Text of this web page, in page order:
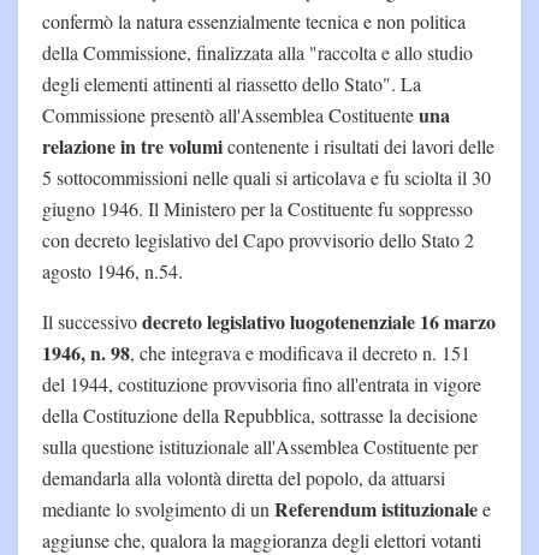
confermò la natura essenzialmente tecnica e non politica
della Commissione, finalizzata alla "raccolta e allo studio
degli elementi attinenti al riassetto dello Stato". La
Commissione presentò all'Assemblea Costituenteuna
relazione in tre volumicontenente i risultati dei lavori delle
5 sottocommissioni nelle quali si articolava e fu sciolta il 30
giugno 1946. Il Ministero per la Costituente fu soppresso
con decreto legislativo del Capo provvisorio dello Stato 2
agosto 1946, n.54.
Il successivodecreto legislativo luogotenenziale 16 marzo
1946, n. 98, che integrava e modificava il decreto n. 151
del 1944, costituzione provvisoria fino all'entrata in vigore
della Costituzione della Repubblica, sottrasse la decisione
sulla questione istituzionale all'Assemblea Costituente per
demandarla alla volontà diretta del popolo, da attuarsi
mediante lo svolgimento di un Referendum istituzionalee
aggiunse che, qualora la maggioranza degli elettori votanti